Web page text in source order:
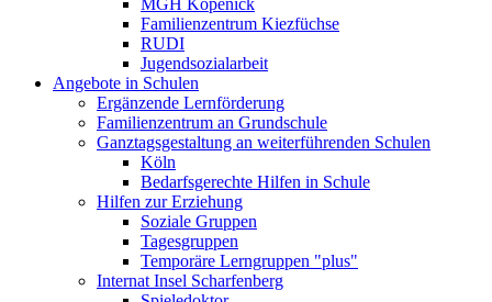
Familienzentrum Kiezfüchse
RUDI
Jugendsozialarbeit
Angebote in Schulen
Ergänzende Lernförderung
Familienzentrum an Grundschule
Ganztagsgestaltung an weiterführenden Schulen
Köln
Bedarfsgerechte Hilfen in Schule
Hilfen zur Erziehung
Soziale Gruppen
Tagesgruppen
Temporäre Lerngruppen "plus"
Internat Insel Scharfenberg